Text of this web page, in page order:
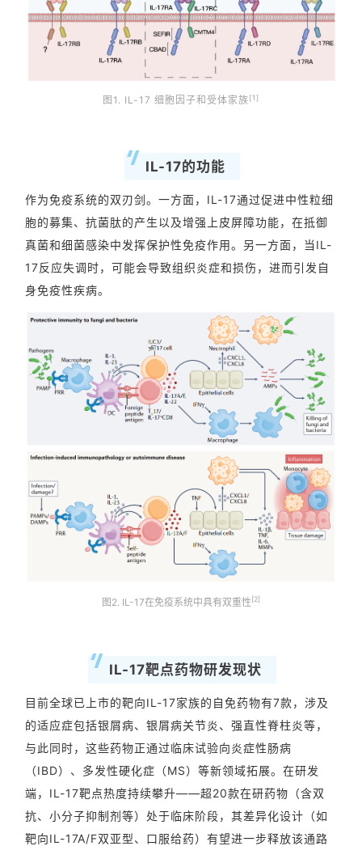
图1. IL-17 细胞因子和受体家族[1]
IL-17的功能
作为免疫系统的双刃剑。一方面，IL-17通过促进中性粒细
胞的募集、抗菌肽的产生以及增强上皮屏障功能，在抵御
真菌和细菌感染中发挥保护性免疫作用。另一方面，当IL-
17反应失调时，可能会导致组织炎症和损伤，进而引发自
身免疫性疾病。
图2. IL-17在免疫系统中具有双重性[2]
IL-17靶点药物研发现状
目前全球已上市的靶向IL-17家族的自免药物有7款，涉及
的适应症包括银屑病、银屑病关节炎、强直性脊柱炎等，
与此同时，这些药物正通过临床试验向炎症性肠病
（IBD）、 多发性硬化症 （MS）等新领域拓展。在研发
端，IL-17靶点热度持续攀升——超20款在研药物（含双
抗、小分子抑制剂等）处于临床阶段，其差异化设计（如
靶向IL-17A/F双亚型、口服给药）有望进一步释放该通路